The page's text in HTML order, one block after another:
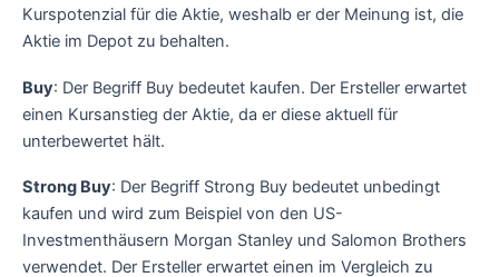
Kurspotenzial für die Aktie, weshalb er der Meinung ist, die
Aktie im Depot zu behalten.
Buy: Der Begriff Buy bedeutet kaufen. Der Ersteller erwartet
einen Kursanstieg der Aktie, da er diese aktuell für
unterbewertet hält.
Strong Buy: Der Begriff Strong Buy bedeutet unbedingt
kaufen und wird zum Beispiel von den US-
Investmenthäusern Morgan Stanley und Salomon Brothers
verwendet. Der Ersteller erwartet einen im Vergleich zu